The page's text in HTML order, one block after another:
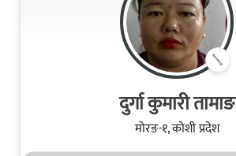
दुर्गा कुमारी तामाङ
मोरङ-१, कोशी प्रदेश